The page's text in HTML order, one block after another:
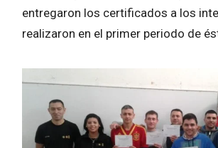
entregaron los certificados a los
realizaron en el primer periodo de